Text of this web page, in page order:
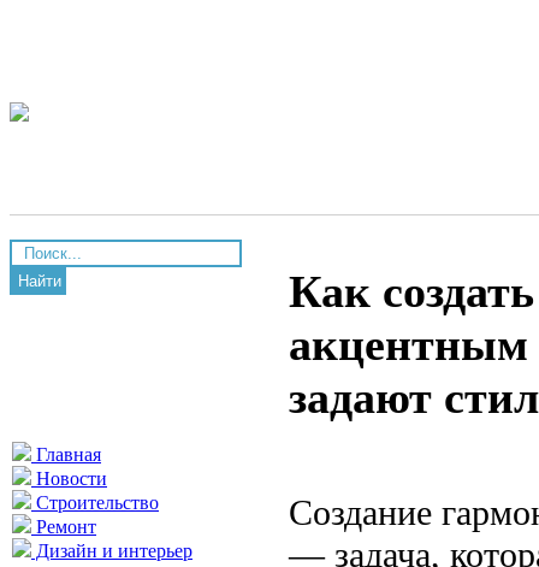
Найти
Главная
Новости
Строительство
Ремонт
Дизайн и интерьер
Как
акцентным
задают
Создание
— задача,